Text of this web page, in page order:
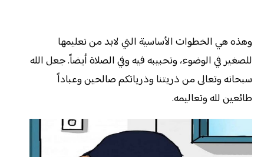
وهذه هي الخطوات الأساسية التي لابد من تعليمها
للصغير في الوضوء، وتحبيبه فيه وفي الصلاة أيضاً. جعل الله
سبحانه وتعالى من ذريتنا وذرياتكم صالحين وعباداً
طائعين لله وتعاليمه.